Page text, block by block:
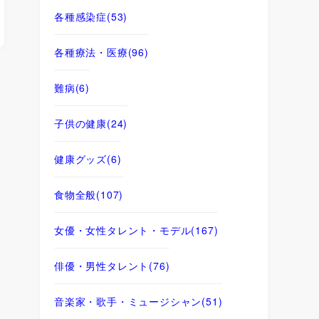
各種感染症(53)
各種療法・医療(96)
難病(6)
子供の健康(24)
健康グッズ(6)
食物全般(107)
女優・女性タレント・モデル(167)
俳優・男性タレント (76)
音楽家・歌手・ミュージシャン(51)